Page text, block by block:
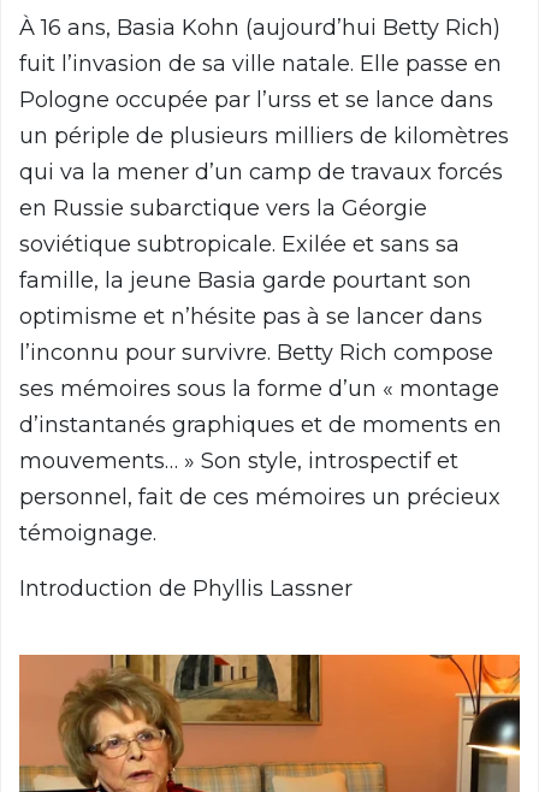
À 16 ans, Basia Kohn (aujourd’hui Betty Rich)
fuit l’invasion de sa ville natale. Elle passe en
Pologne occupée par l’urss et se lance dans
un périple de plusieurs milliers de kilomètres
qui va la mener d’un camp de travaux forcés
en Russie subarctique vers la Géorgie
soviétique subtropicale. Exilée et sans sa
famille, la jeune Basia garde pourtant son
optimisme et n’hésite pas à se lancer dans
l’inconnu pour survivre. Betty Rich compose
ses mémoires sous la forme d’un « montage
d’instantanés graphiques et de moments en
mouvements… » Son style, introspectif et
personnel, fait de ces mémoires un précieux
témoignage.
Introduction de Phyllis Lassner